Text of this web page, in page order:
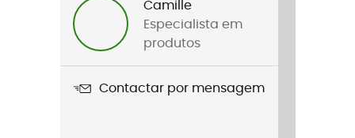
Nome do produto
Tube brush Kit
Stainless steel
Camille
Especialista em
produtos
Contactar por mensagem